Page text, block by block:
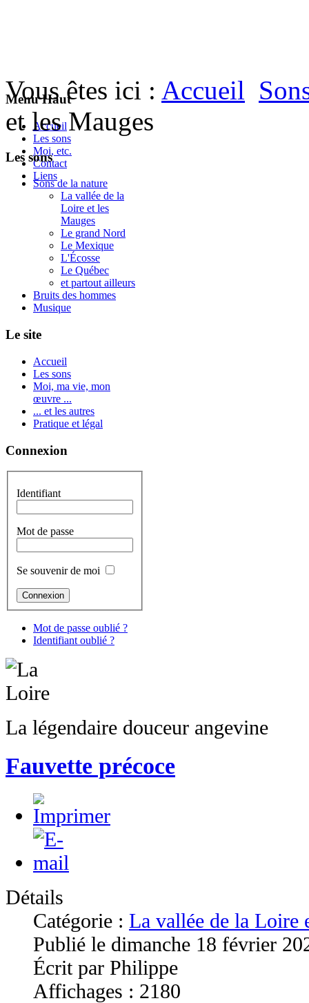
Menu Haut
Accueil
Les sons
Moi, etc.
Contact
Liens
Vous êtes ici : Accueil
et les Mauges
Les sons
Sons de la nature
La vallée de la
Loire et les
Mauges
Le grand Nord
Le Mexique
L'Écosse
Le Québec
et partout ailleurs
Bruits des hommes
Musique
Le site
Accueil
Les sons
Moi, ma vie, mon
œuvre ...
... et les autres
Pratique et légal
Connexion
Identifiant
Mot de passe
Se souvenir de moi
Mot de passe oublié ?
Identifiant oublié ?
La légendaire douceur angevine
Fauvette précoce
Détails
Catégorie : La vallée de la Loire
Publié le dimanche 18 février
Écrit par Philippe
Affichages : 2180